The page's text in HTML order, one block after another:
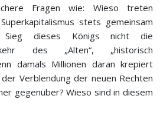
Fragen wie: Wieso treten
stets gemeinsam
dieses Königs nicht die
des „Alten“, „historisch
damals Millionen daran krepiert
Verblendung der neuen Rechten
gegenüber? Wieso sind in diesem